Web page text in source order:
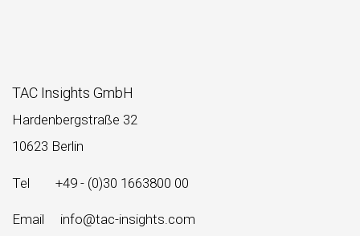
TAC Insights GmbH
Hardenbergstraße 32
10623 Berlin
Tel +49 - (0)30 1663800 00
Email info@tac-insights.com